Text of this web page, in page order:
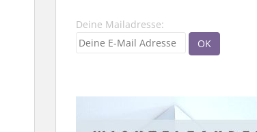
Deine Mailadresse: